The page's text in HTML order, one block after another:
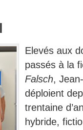
Elevés aux
passés à la
Falsch,
déploient
trentaine
hybride,